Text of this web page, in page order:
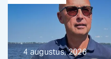
4 augustus, 2026